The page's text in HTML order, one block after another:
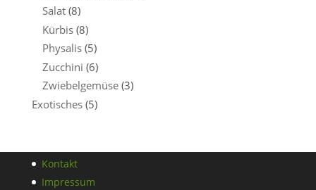
Salat (8)
Kürbis (8)
Physalis (5)
Zucchini (6)
Zwiebelgemüse (3)
Exotisches (5)
Kontakt
Impressum